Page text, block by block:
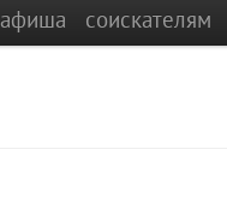
афиша соискателям